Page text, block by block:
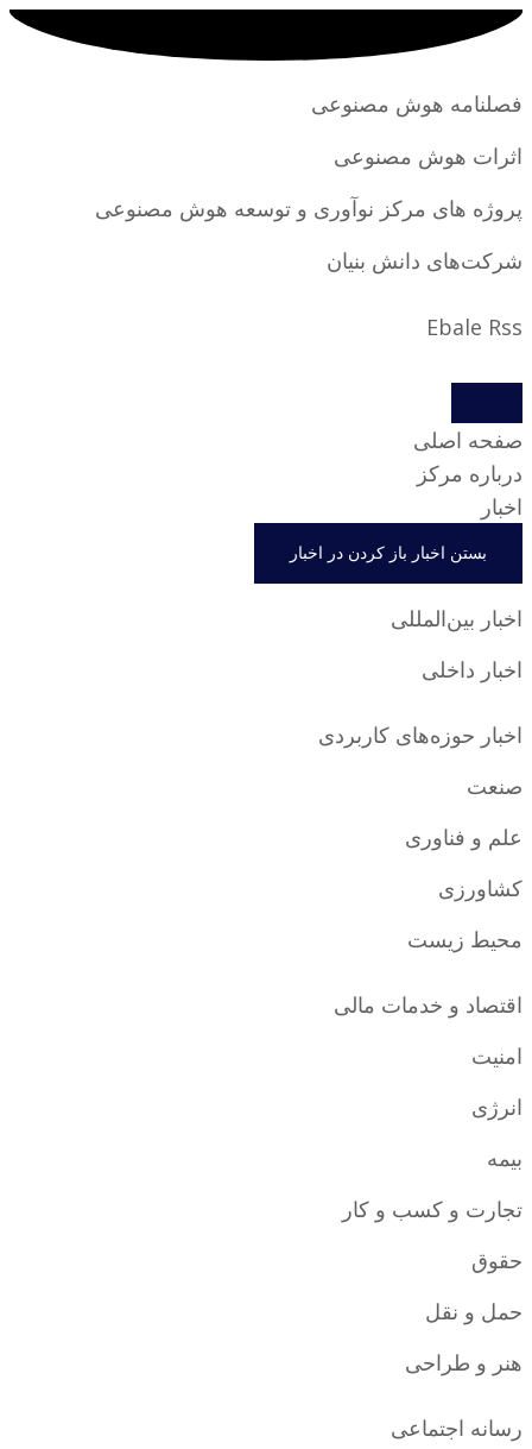
فصلنامه هوش مصنوعی
اثرات هوش مصنوعی
پروژه های مرکز نوآوری و توسعه هوش مصنوعی
شرکت‌های دانش بنیان
Ebale Rss
صفحه اصلی
درباره مرکز
اخبار
بستن اخبار باز کردن در اخبار
اخبار بین‌المللی
اخبار داخلی
اخبار حوزه‌های کاربردی
صنعت
علم و فناوری
کشاورزی
محیط زیست
اقتصاد و خدمات مالی
امنیت
انرژی
بیمه
تجارت و کسب و کار
حقوق
حمل و نقل
هنر و طراحی
رسانه اجتماعی